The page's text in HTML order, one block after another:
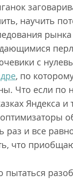
научить
с
, по
Что если по
Яндекса
раз и все
что
пытаться